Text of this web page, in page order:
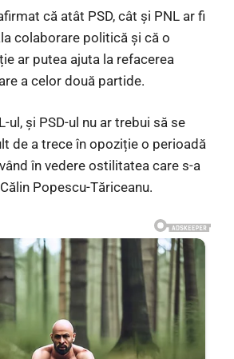
că atât PSD, cât și PNL ar fi
colaborare politică și că o
ar putea ajuta la refacerea
a celor două partide.
ul, și PSD-ul nu ar trebui să se
de a trece în opoziție o perioadă
în vedere ostilitatea care s-a
Popescu-Tăriceanu.